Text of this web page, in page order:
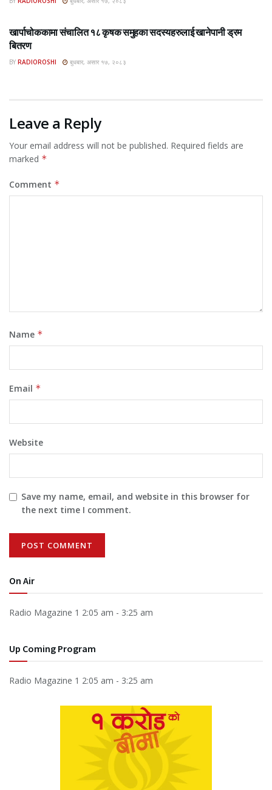
खार्पाचोककामा संचालित १८ कृषक समुहका सदस्यहरुलाई खानेपानी ड्रम
बितरण
BY RADIOROSHI बुधबार, असार १७, २०८३
Leave a Reply
Your email address will not be published. Required fields are
marked *
Comment *
Name *
Email *
Website
Save my name, email, and website in this browser for
the next time I comment.
On Air
Radio Magazine 1 2:05 am - 3:25 am
Up Coming Program
Radio Magazine 1 2:05 am - 3:25 am